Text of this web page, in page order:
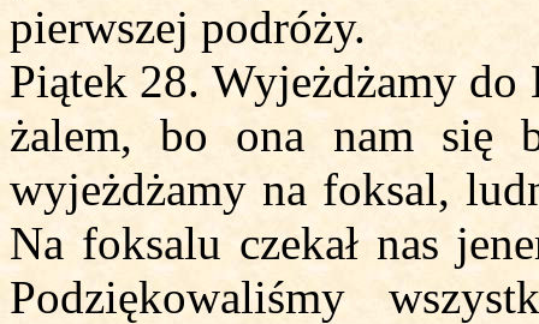
pierwszej podróży.
Piątek 28. Wyjeżdżamy do
żalem, bo ona nam się
wyjeżdżamy na foksal,
Na foksalu czekał nas
Podziękowaliśmy